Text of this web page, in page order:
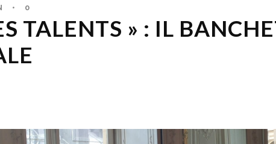
• 0
TALENTS » : IL